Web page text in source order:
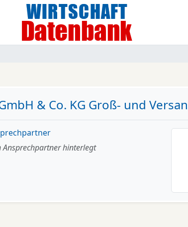
& Co. KG Groß- und
Ansprechpartner hinterlegt